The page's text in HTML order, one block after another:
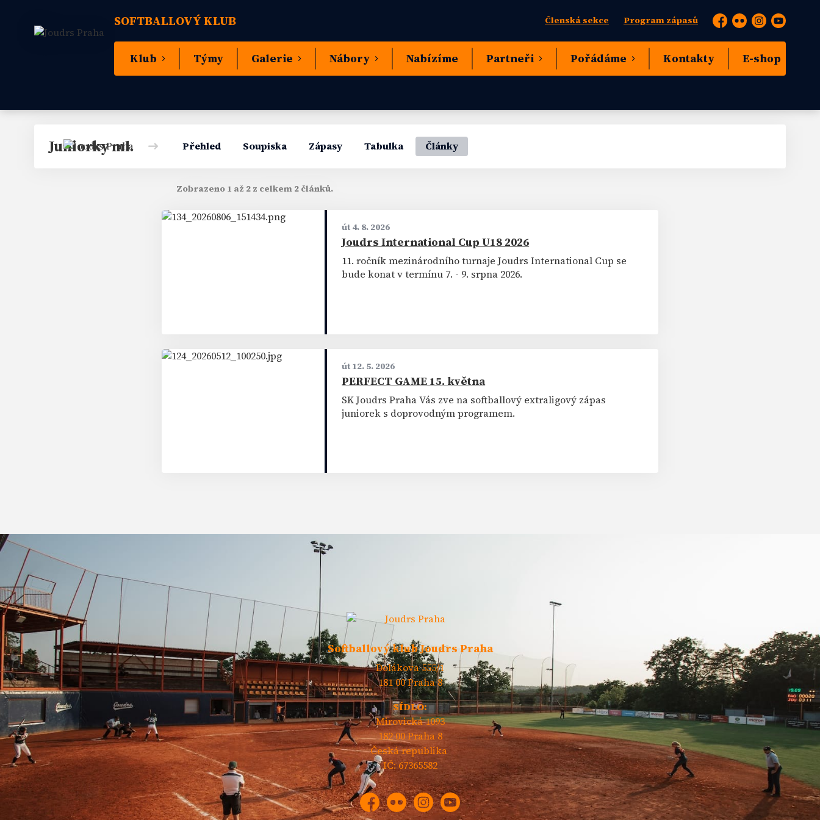
SOFTBALLOVÝ KLUB Členská sekce Program zápasů Facebook
FlickrInstagram
YouTube
Klub Týmy Galerie Nábory Nabízíme Partneři Pořádáme Kontakty E-shop
Juniorky ml. Přehled Soupiska Zápasy Tabulka Články
Zobrazeno 1 až 2 z celkem 2 článků.
út 4. 8. 2026
Joudrs International Cup U18 2026
11. ročník mezinárodního turnaje Joudrs International Cup se
bude konat v termínu 7. - 9. srpna 2026.
út 12. 5. 2026
PERFECT GAME 15. května
SK Joudrs Praha Vás zve na softballový extraligový zápas
juniorek s doprovodným programem.
Softballový klub Joudrs Praha
Dolákova 555/1
181 00 Praha 8
SÍDLO:
Mirovická 1093
182 00 Praha 8
Česká republika
IČ: 67365582
Facebook
FlickrInstagramYouTube